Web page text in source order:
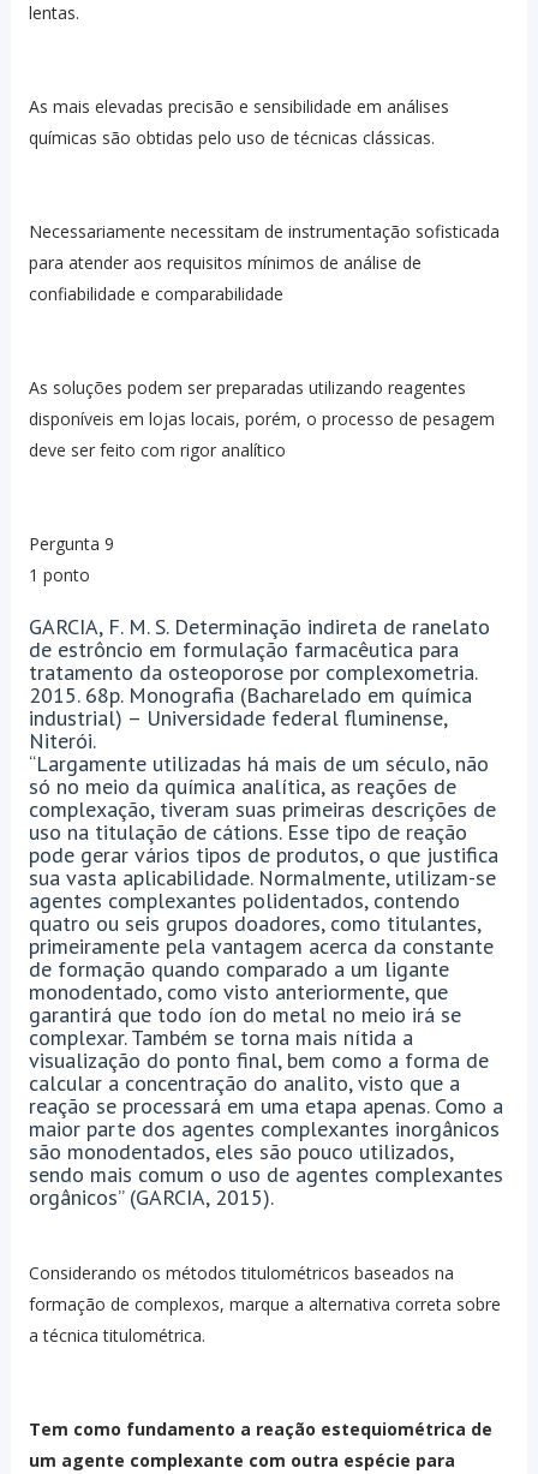
lentas.
As mais elevadas precisão e sensibilidade em análises
químicas são obtidas pelo uso de técnicas clássicas.
Necessariamente necessitam de instrumentação sofisticada
para atender aos requisitos mínimos de análise de
confiabilidade e comparabilidade
As soluções podem ser preparadas utilizando reagentes
disponíveis em lojas locais, porém, o processo de pesagem
deve ser feito com rigor analítico
Pergunta 9
1 ponto
GARCIA, F. M. S. Determinação indireta de ranelato
de estrôncio em formulação farmacêutica para
tratamento da osteoporose por complexometria.
2015. 68p. Monografia (Bacharelado em química
industrial) – Universidade federal fluminense,
Niterói.
“Largamente utilizadas há mais de um século, não
só no meio da química analítica, as reações de
complexação, tiveram suas primeiras descrições de
uso na titulação de cátions. Esse tipo de reação
pode gerar vários tipos de produtos, o que justifica
sua vasta aplicabilidade. Normalmente, utilizam-se
agentes complexantes polidentados, contendo
quatro ou seis grupos doadores, como titulantes,
primeiramente pela vantagem acerca da constante
de formação quando comparado a um ligante
monodentado, como visto anteriormente, que
garantirá que todo íon do metal no meio irá se
complexar. Também se torna mais nítida a
visualização do ponto final, bem como a forma de
calcular a concentração do analito, visto que a
reação se processará em uma etapa apenas. Como a
maior parte dos agentes complexantes inorgânicos
são monodentados, eles são pouco utilizados,
sendo mais comum o uso de agentes complexantes
orgânicos” (GARCIA, 2015).
Considerando os métodos titulométricos baseados na
formação de complexos, marque a alternativa correta sobre
a técnica titulométrica.
Tem como fundamento a reação estequiométrica de
um agente complexante com outra espécie para